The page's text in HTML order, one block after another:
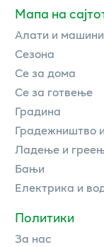
Мапа на
Алати и машини
Сезона
Се за дома
Се за готвење
Градина
Градежништво
Ладење и
Бањи
Електрика и
Политики
За нас